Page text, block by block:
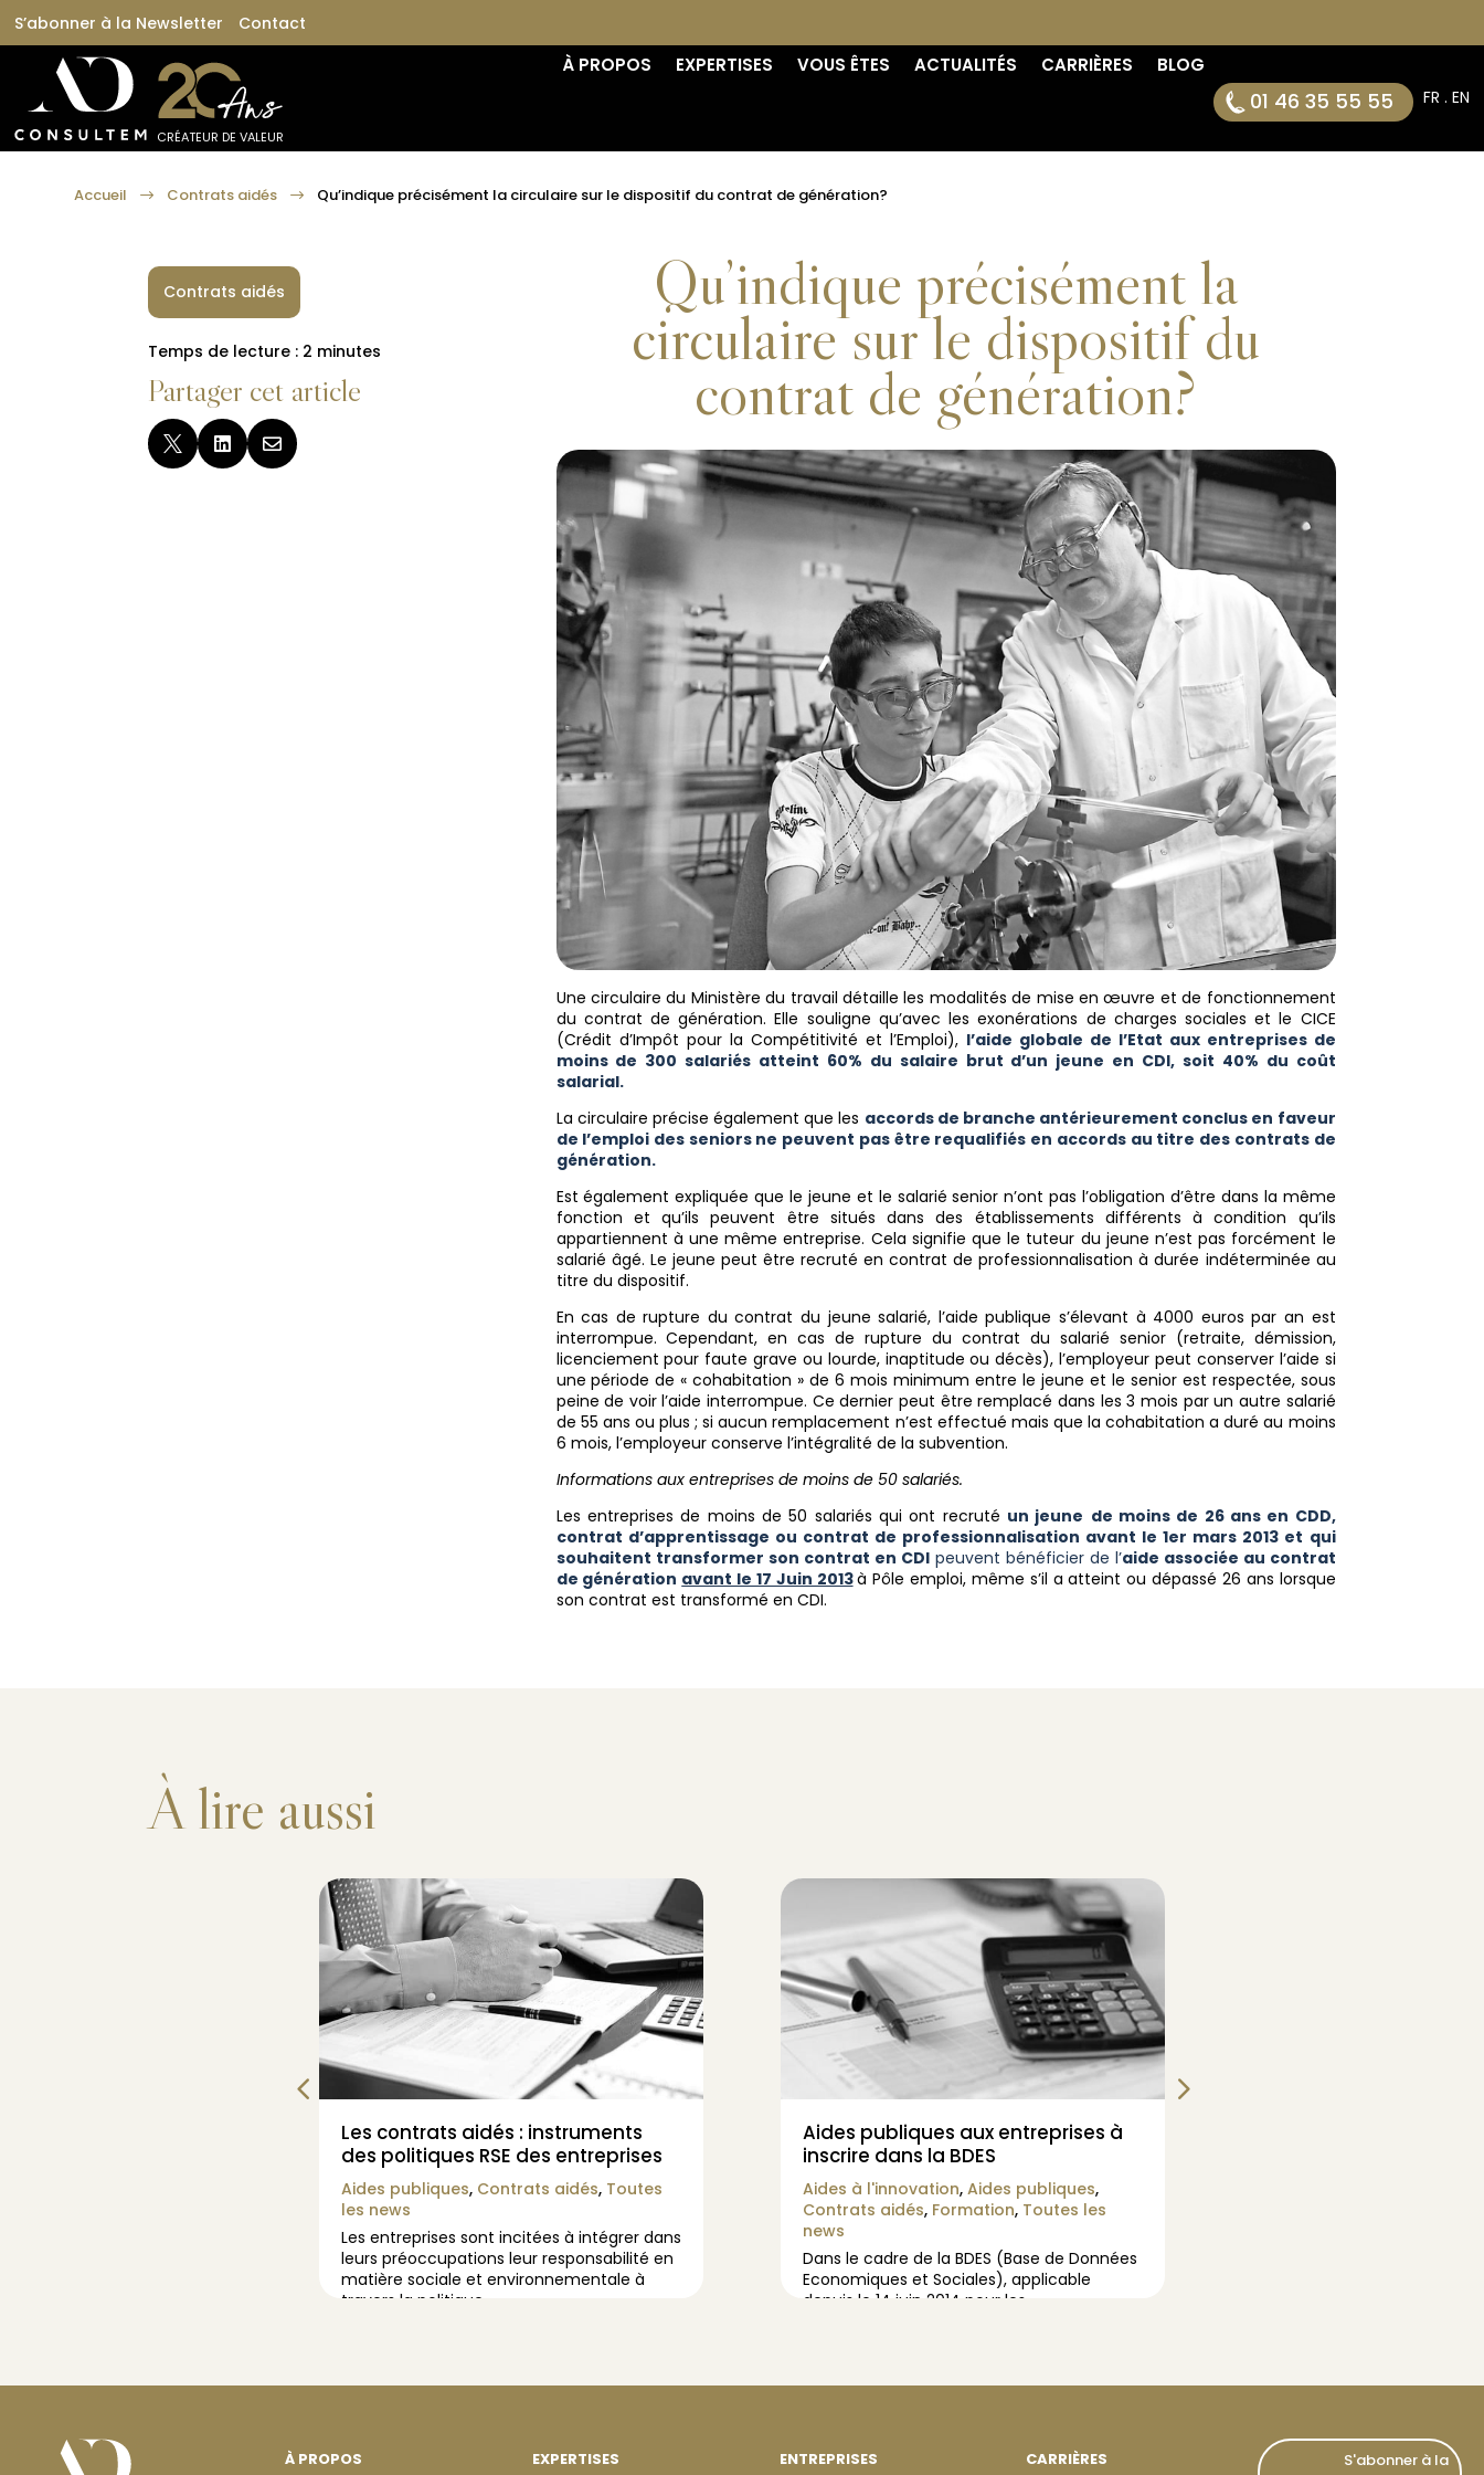
S’abonner à la Newsletter Contact
CRÉATEUR DE VALEUR
À PROPOS EXPERTISES VOUS ÊTES ACTUALITÉS CARRIÈRES BLOG
01 46 35 55 55 FR . EN
Accueil $ Contrats aidés $ Qu’indique précisément la circulaire sur le dispositif du contrat de génération?
Contrats aidés
Temps de lecture : 2 minutes
Partager cet article
  
Qu’indique précisément la
circulaire sur le dispositif du
contrat de génération?
Une circulaire du Ministère du travail détaille les modalités de mise en œuvre et de fonctionnement
du contrat de génération. Elle souligne qu’avec les exonérations de charges sociales et le CICE
(Crédit d’Impôt pour la Compétitivité et l’Emploi), l’aide globale de l’Etat aux entreprises de
moins de 300 salariés atteint 60% du salaire brut d’un jeune en CDI, soit 40% du coût
salarial.
La circulaire précise également que les accords de branche antérieurement conclus en faveur
de l’emploi des seniors ne peuvent pas être requalifiés en accords au titre des contrats de
génération.
Est également expliquée que le jeune et le salarié senior n’ont pas l’obligation d’être dans la même
fonction et qu’ils peuvent être situés dans des établissements différents à condition qu’ils
appartiennent à une même entreprise. Cela signifie que le tuteur du jeune n’est pas forcément le
salarié âgé. Le jeune peut être recruté en contrat de professionnalisation à durée indéterminée au
titre du dispositif.
En cas de rupture du contrat du jeune salarié, l’aide publique s’élevant à 4000 euros par an est
interrompue. Cependant, en cas de rupture du contrat du salarié senior (retraite, démission,
licenciement pour faute grave ou lourde, inaptitude ou décès), l’employeur peut conserver l’aide si
une période de « cohabitation » de 6 mois minimum entre le jeune et le senior est respectée, sous
peine de voir l’aide interrompue. Ce dernier peut être remplacé dans les 3 mois par un autre salarié
de 55 ans ou plus ; si aucun remplacement n’est effectué mais que la cohabitation a duré au moins
6 mois, l’employeur conserve l’intégralité de la subvention.
Informations aux entreprises de moins de 50 salariés.
Les entreprises de moins de 50 salariés qui ont recruté un jeune de moins de 26 ans en CDD,
contrat d’apprentissage ou contrat de professionnalisation avant le 1er mars 2013 et qui
souhaitent transformer son contrat en CDIpeuvent bénéficier de l’aide associée au contrat
de génération avant le 17 Juin 2013à Pôle emploi, même s’il a atteint ou dépassé 26 ans lorsque
son contrat est transformé en CDI.
À lire aussi
Les contrats aidés : instruments
des politiques RSE des entreprises
Aides publiques, Contrats aidés, Toutes
les news
Les entreprises sont incitées à intégrer dans
leurs préoccupations leur responsabilité en
matière sociale et environnementale à
travers la politique
Aides publiques aux entreprises à
inscrire dans la BDES
Aides à l'innovation, Aides publiques,
Contrats aidés, Formation, Toutes les
news
Dans le cadre de la BDES (Base de Données
Economiques et Sociales), applicable
depuis le 14 juin 2014 pour les
À PROPOS EXPERTISES ENTREPRISES CARRIÈRES
S'abonner à la